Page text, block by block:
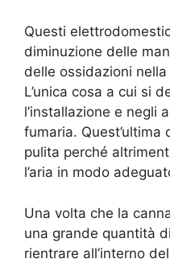
Questi
diminuzione delle
delle ossidazioni
L’unica cosa a cui si
l’installazione e negli
fumaria.
pulita perché
l’aria in modo
Una volta che la
una grande quantità
rientrare all’interno